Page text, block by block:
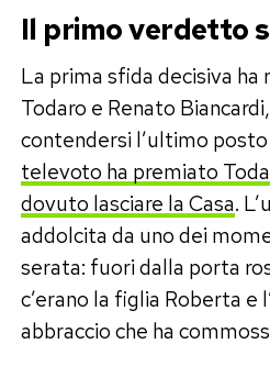
Il primo verdetto
La prima sfida decisiva ha
Todaro e Renato
contendersi l’ultimo
televoto ha premiato
dovuto lasciare la Casa.
addolcita da uno dei
serata: fuori dalla porta
c’erano la figlia Roberta e
abbraccio che ha